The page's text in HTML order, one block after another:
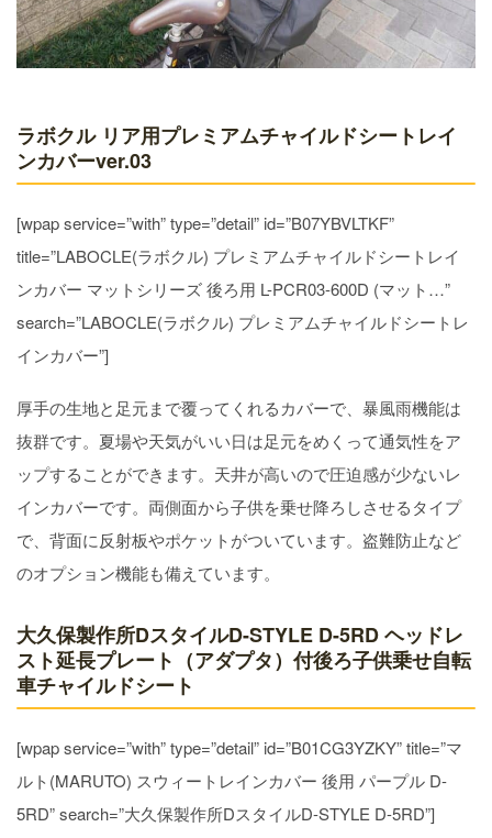
ラボクル リア用プレミアムチャイルドシートレイ
ンカバーver.03
[wpap service=”with” type=”detail” id=”B07YBVLTKF”
title=”LABOCLE(ラボクル) プレミアムチャイルドシートレイ
ンカバー マットシリーズ 後ろ用 L-PCR03-600D (マット…”
search=”LABOCLE(ラボクル) プレミアムチャイルドシートレ
インカバー”]
厚手の生地と足元まで覆ってくれるカバーで、暴風雨機能は
抜群です。夏場や天気がいい日は足元をめくって通気性をア
ップすることができます。天井が高いので圧迫感が少ないレ
インカバーです。両側面から子供を乗せ降ろしさせるタイプ
で、背面に反射板やポケットがついています。盗難防止など
のオプション機能も備えています。
大久保製作所DスタイルD-STYLE D-5RD ヘッドレ
スト延長プレート（アダプタ）付後ろ子供乗せ自転
車チャイルドシート
[wpap service=”with” type=”detail” id=”B01CG3YZKY” title=”マ
ルト(MARUTO) スウィートレインカバー 後用 パープル D-
5RD” search=”大久保製作所DスタイルD-STYLE D-5RD”]